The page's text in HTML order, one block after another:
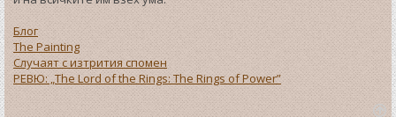
Блог
The Painting
Случаят с изтрития спомен
РЕВЮ: „The Lord of the Rings: The Rings of Power”